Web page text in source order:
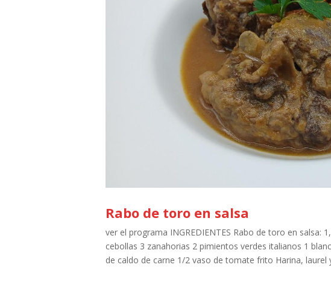
Rabo de toro en salsa
ver el programa INGREDIENTES Rabo de toro en salsa:
cebollas 3 zanahorias 2 pimientos verdes italianos 1
de caldo de carne 1/2 vaso de tomate frito Harina, laurel